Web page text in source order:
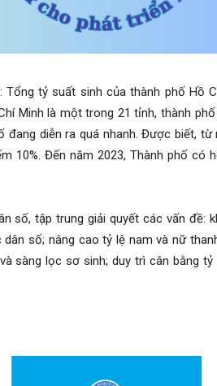
tỷ suất sinh của thành phố Hồ
Minh là một trong 21 tỉnh, thành
diễn ra quá nhanh. Được biết, từ
10%. Đến năm 2023, Thành phố có
số, tập trung giải quyết các vấn đề:
số; nâng cao tỷ lệ nam và nữ
sàng lọc sơ sinh; duy trì cân bằng tỷ